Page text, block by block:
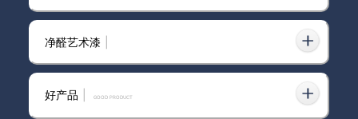
南平市艺术涂料加盟现代风格
净醛艺术漆
好产品 GOOD PRODUCT